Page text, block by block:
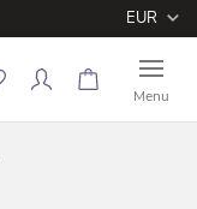
EUR
Menu